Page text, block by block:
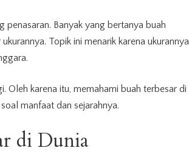
penasaran. Banyak yang bertanya buah
Topik ini menarik karena ukurannya
Oleh karena itu, memahami buah terbesar di
manfaat dan sejarahnya.
di Dunia